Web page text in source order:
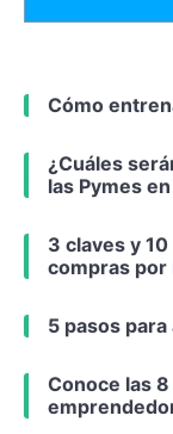
Cómo
¿Cuáles
las Pymes
3 claves y
compras por
5 pasos
Conoce las